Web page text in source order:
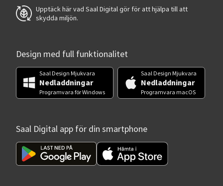
Upptäck här vad Saal Digital gör för att hjälpa till att
skydda miljön.
Design med full funktionalitet
Saal Design Mjukvara
Nedladdningar
Programvara för Windows
Saal Design Mjukvara
Nedladdningar
Programvara macOS
Saal Digital app för din smartphone